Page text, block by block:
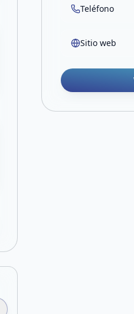
Teléfono
Sitio web